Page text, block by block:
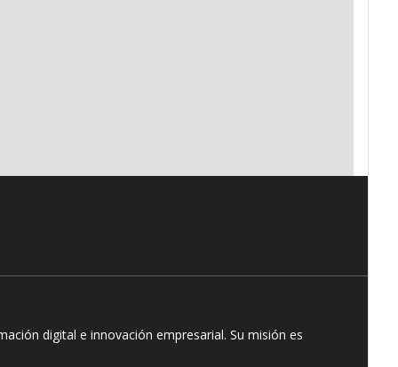
digital e innovación empresarial. Su misión es